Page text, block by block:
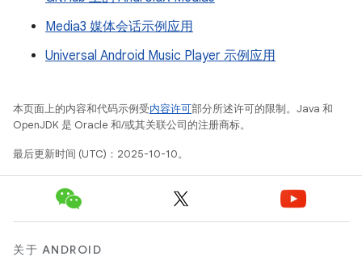
Media3 媒体会话示例应用
Universal Android Music Player 示例应用
本页面上的内容和代码示例受内容许可部分所述许可的限制。Java 和
OpenJDK 是 Oracle 和/或其关联公司的注册商标。
最后更新时间 (UTC)：2025-10-10。
关于 ANDROID